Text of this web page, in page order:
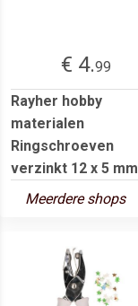
€ 4.99
Rayher hobby
materialen
Ringschroeven
verzinkt 12 x 5 mm
Meerdere shops